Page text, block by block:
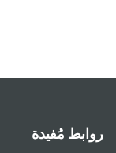
روابط مُفيدة